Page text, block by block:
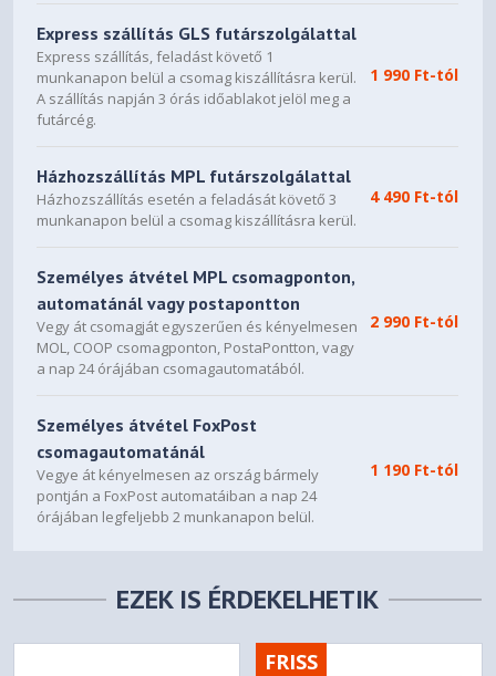
Express szállítás GLS futárszolgálattal
Express szállítás, feladást követő 1
munkanapon belül a csomag kiszállításra kerül.
A szállítás napján 3 órás időablakot jelöl meg a
futárcég.
1 990 Ft-tól
Házhozszállítás MPL futárszolgálattal
Házhozszállítás esetén a feladását követő 3
munkanapon belül a csomag kiszállításra kerül.
4 490 Ft-tól
Személyes átvétel MPL csomagponton,
automatánál vagy postapontton
Vegy át csomagját egyszerűen és kényelmesen
MOL, COOP csomagponton, PostaPontton, vagy
a nap 24 órájában csomagautomatából.
2 990 Ft-tól
Személyes átvétel FoxPost
csomagautomatánál
Vegye át kényelmesen az ország bármely
pontján a FoxPost automatáiban a nap 24
órájában legfeljebb 2 munkanapon belül.
1 190 Ft-tól
EZEK IS ÉRDEKELHETIK
FRISS